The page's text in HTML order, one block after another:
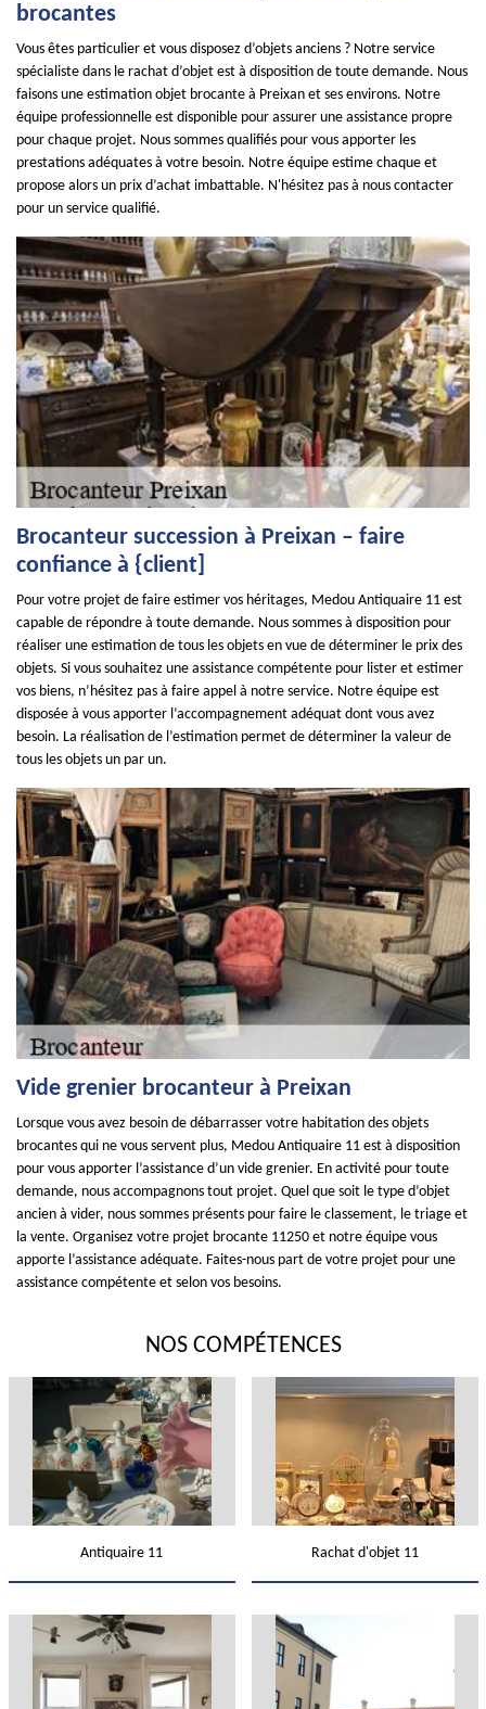
brocantes
Vous êtes particulier et vous disposez d’objets anciens ? Notre service
spécialiste dans le rachat d’objet est à disposition de toute demande. Nous
faisons une estimation objet brocante à Preixan et ses environs. Notre
équipe professionnelle est disponible pour assurer une assistance propre
pour chaque projet. Nous sommes qualifiés pour vous apporter les
prestations adéquates à votre besoin. Notre équipe estime chaque et
propose alors un prix d’achat imbattable. N'hésitez pas à nous contacter
pour un service qualifié.
Brocanteur succession à Preixan – faire
confiance à {client]
Pour votre projet de faire estimer vos héritages, Medou Antiquaire 11 est
capable de répondre à toute demande. Nous sommes à disposition pour
réaliser une estimation de tous les objets en vue de déterminer le prix des
objets. Si vous souhaitez une assistance compétente pour lister et estimer
vos biens, n’hésitez pas à faire appel à notre service. Notre équipe est
disposée à vous apporter l’accompagnement adéquat dont vous avez
besoin. La réalisation de l’estimation permet de déterminer la valeur de
tous les objets un par un.
Vide grenier brocanteur à Preixan
Lorsque vous avez besoin de débarrasser votre habitation des objets
brocantes qui ne vous servent plus, Medou Antiquaire 11 est à disposition
pour vous apporter l’assistance d’un vide grenier. En activité pour toute
demande, nous accompagnons tout projet. Quel que soit le type d’objet
ancien à vider, nous sommes présents pour faire le classement, le triage et
la vente. Organisez votre projet brocante 11250 et notre équipe vous
apporte l’assistance adéquate. Faites-nous part de votre projet pour une
assistance compétente et selon vos besoins.
NOS COMPÉTENCES
Antiquaire 11 Rachat d'objet 11